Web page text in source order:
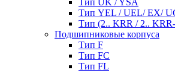
Тип UK / YSA
Тип YEL / UEL/ EX/
Тип (2.. KRR / 2..
Подшипниковые корпуса
Тип F
Тип FC
Тип FL